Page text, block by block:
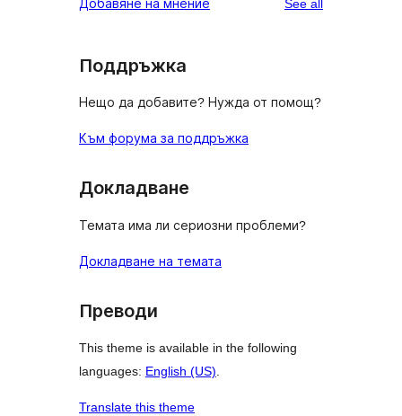
review
star
Добавяне на мнение See all
Поддръжка
Нещо да добавите? Нужда от помощ?
Към форума за поддръжка
Докладване
Темата има ли сериозни проблеми?
Докладване на темата
Преводи
This theme is available in the following
languages: English (US).
Translate this theme